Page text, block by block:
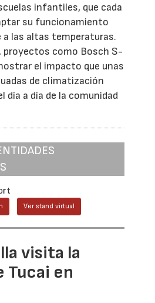
infantiles, que cada
su funcionamiento
las altas temperaturas.
proyectos como Bosch S-
el impacto que unas
de climatización
día a día de la comunidad
Ver stand virtual
visita la
Tucai en